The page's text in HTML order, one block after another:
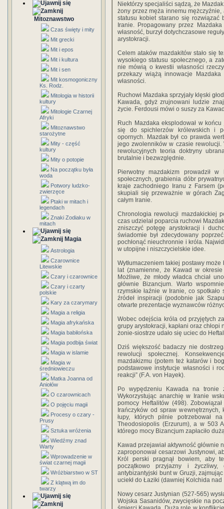
Mitoznawstwo
Czas święty i mity
Mit grecki
Mit i epos
Mit i kultura
Mit i sen
Mit kosmogoniczny
Ks. Rodz.
Mitologia w historii
kultury
Mitologie Czarnej
Afryki
Mitoznawstwo
starożytne
Mity - część
kultury
Mity o potopie
Na początku była
woda
Potwory ludzko-
zwierzęce
Ptaki w mitach i
legendach
Znaki Zodiaku w
mitach
Magia
Astrologia
Czarownice
Litewskie
Czary i czarownice
Czary i czarty
polskie
Kary za czarymary
Magia a religia
Magia afrykańska
Magia babilońska
Magia podbija świat
Magia w islamie
Magia w
średniowieczu
Matka Joanna od
Aniołów
O czarownicach
O pojęciu magii
Procesy o czary -
Prusy
Sztuka wróżenia
Wiedźmy znad
Warty
Wprowadzenie w
świat czarnej magii
Wróżbiarstwo w ST
Z klątwą im do
twarzy
Niektórzy specjaliści sądzą, że
żony przez męża innemu
statusu kobiet starano się rozwiązać
Iranie. Propagowany przez
własność, burzył dotychczasowe
arystokracji.
Celem ataków mazdakitów stało się
wysokiego statusu społecznego, a
nie mówią o kwestii własności
przekazy wiążą innowacje
własności.
Ruchowi Mazdaka sprzyjały klęski
Kawada, gdyż zrujnowani ludzie
życie. Ferdousi mówi o suszy za
Ruch Mazdaka eksplodował w
się do spichlerzów królewskich i
opornych. Mazdak był co prawda
jego zwolenników w czasie
rewolucyjnych teoria doktryny
brutalnie i bezwzględnie.
Pierwotny mazdakizm prowadził
społecznych, grabienia dóbr
kraje zachodniego Iranu z Farsem
skupiali się przeważnie w górach
całym Iranie.
Chronologia rewolucji mazdakickiej
czas udzielał poparcia ruchowi
zniszczyć potęgę arystokracji i
świadomie był zdecydowany
pochłonąć nieuchronnie i króla.
w utopijne i niszczycielskie idee.
Wytłumaczeniem takiej postawy
lat (znamienne, że Kawad w
Możliwe, że młody władca chciał
głównie Bizancjum. Warto
rzymskie łaźnie w Iranie, co
źródeł inspiracji (podobnie jak
otwarte prezentacje wyznawców
Wobec odejścia króla od przyjętych
grupy arystokracji, kapłani oraz
żonie-siostrze udało się uciec do
Dziś większość badaczy nie
rewolucji społecznej.
mazdakizmu (potem też katarów i
podstawowe instytucje własności i
reakcji” (F.A. von Hayek).
Po wypędzeniu Kawada na tronie
Wykorzystując anarchię w Iranie
pomocy Heftalitów (498).
Irańczyków od spraw
łupy, których pilnie potrzebował
Theodosiopolis (Erzurum), a w 503
którego mocy Bizancjum zapłaciło
Kawad przejawiał aktywność głównie
zaproponował cesarzowi Justynowi,
Król perski pragnął bowiem, aby
początkowo przyjazny i życzliwy,
antybizantyjski bunt w Gruzji,
uciekł do Łaziki (dawniej Kolchida
Nowy cesarz Justynian (527-565)
Wojska Sasanidów, zwycięskie na